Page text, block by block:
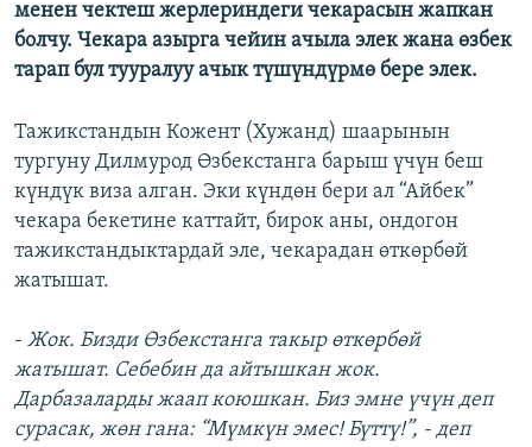
менен чектеш жерлериндеги чекарасын жапкан
болчу. Чекара азырга чейин ачыла элек жана өзбек
тарап бул тууралуу ачык түшүндүрмө бере элек.
Тажикстандын Кожент (Хужанд) шаарынын
тургуну Дилмурод Өзбекстанга барыш үчүн беш
күндүк виза алган. Эки күндөн бери ал “Айбек”
чекара бекетине каттайт, бирок аны, ондогон
тажикстандыктардай эле, чекарадан өткөрбөй
жатышат.
- Жок. Бизди Өзбекстанга такыр өткөрбөй
жатышат. Себебин да айтышкан жок.
Дарбазаларды жаап коюшкан. Биз эмне үчүн деп
сурасак, жөн гана: “Мүмкүн эмес! Бүттү!”, - деп